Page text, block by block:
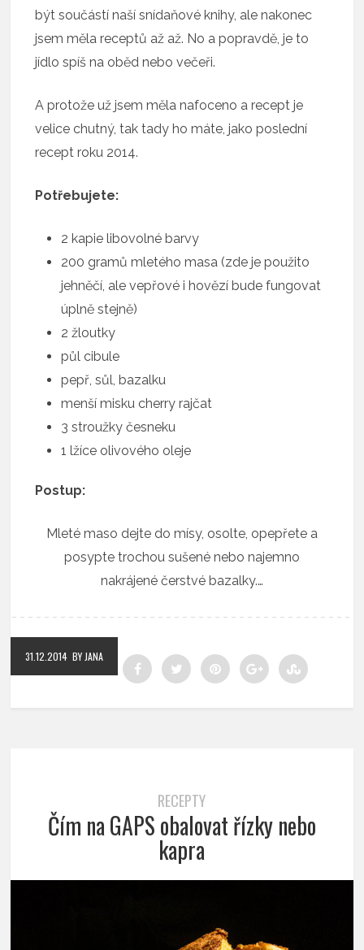
být součástí naší snídaňové knihy, ale nakonec
jsem měla receptů až až. No a popravdě, je to
jídlo spíš na oběd nebo večeři.
A protože už jsem měla nafoceno a recept je
velice chutný, tak tady ho máte, jako poslední
recept roku 2014.
Potřebujete:
2 kapie libovolné barvy
200 gramů mletého masa (zde je použito
jehněčí, ale vepřové i hovězí bude fungovat
úplně stejně)
2 žloutky
půl cibule
pepř, sůl, bazalku
menší misku cherry rajčat
3 stroužky česneku
1 lžíce olivového oleje
Postup:
Mleté maso dejte do mísy, osolte, opepřete a
posypte trochou sušené nebo najemno
nakrájené čerstvé bazalky.…
31.12.2014 BY JANA
RECEPTY
Čím na GAPS obalovat řízky nebo
kapra